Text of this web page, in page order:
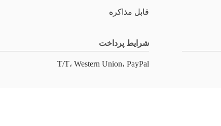
قابل مذاکره
شرایط پرداخت
T/T، Western Union، PayPal